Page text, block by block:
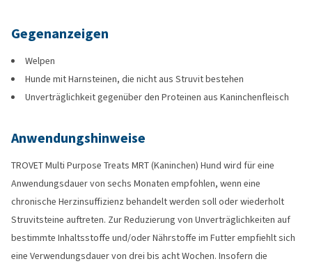
Gegenanzeigen
Welpen
Hunde mit Harnsteinen, die nicht aus Struvit bestehen
Unverträglichkeit gegenüber den Proteinen aus Kaninchenfleisch
Anwendungshinweise
TROVET Multi Purpose Treats MRT (Kaninchen) Hund wird für eine
Anwendungsdauer von sechs Monaten empfohlen, wenn eine
chronische Herzinsuffizienz behandelt werden soll oder wiederholt
Struvitsteine auftreten. Zur Reduzierung von Unverträglichkeiten auf
bestimmte Inhaltsstoffe und/oder Nährstoffe im Futter empfiehlt sich
eine Verwendungsdauer von drei bis acht Wochen. Insofern die